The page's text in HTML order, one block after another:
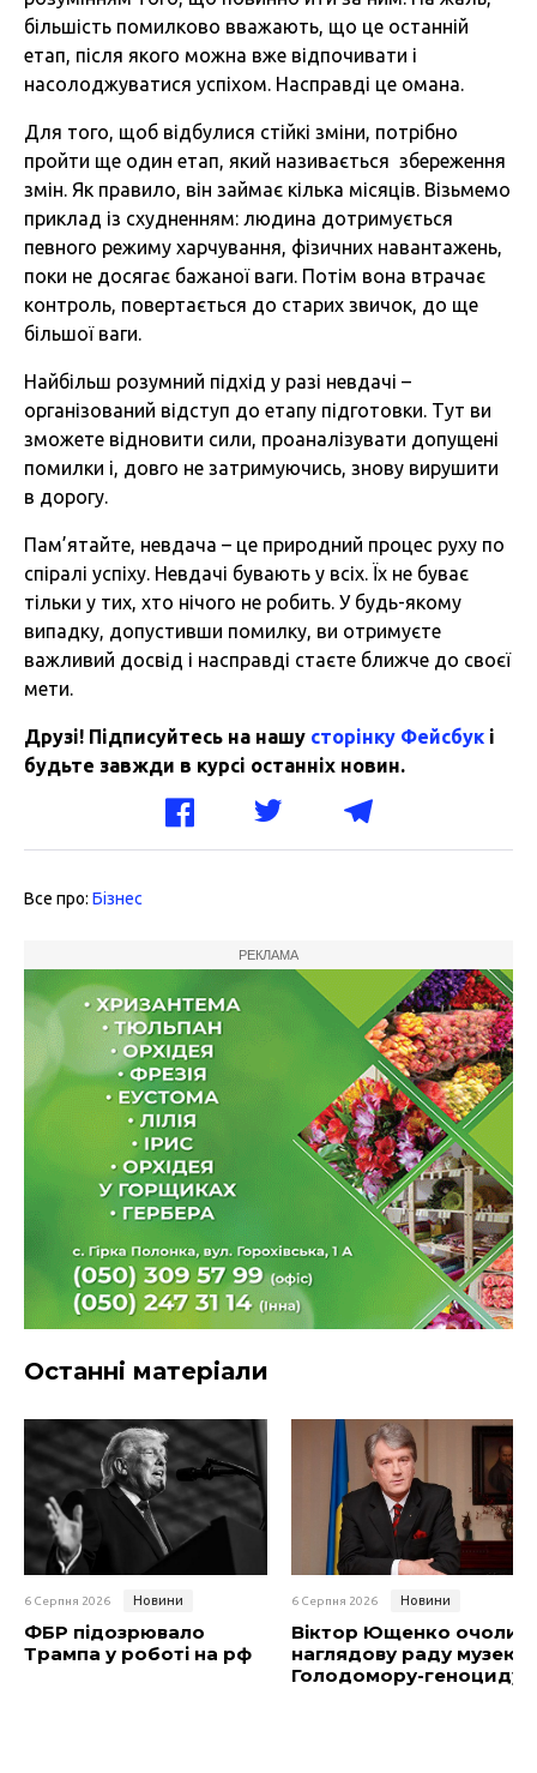
більшість помилково вважають, що це останній
етап, після якого можна вже відпочивати і
насолоджуватися успіхом. Насправді це омана.
Для того, щоб відбулися стійкі зміни, потрібно
пройти ще один етап, який називається збереження
змін. Як правило, він займає кілька місяців. Візьмемо
приклад із схудненням: людина дотримується
певного режиму харчування, фізичних навантажень,
поки не досягає бажаної ваги. Потім вона втрачає
контроль, повертається до старих звичок, до ще
більшої ваги.
Найбільш розумний підхід у разі невдачі –
організований відступ до етапу підготовки. Тут ви
зможете відновити сили, проаналізувати допущені
помилки і, довго не затримуючись, знову вирушити
в дорогу.
Пам’ятайте, невдача – це природний процес руху по
спіралі успіху. Невдачі бувають у всіх. Їх не буває
тільки у тих, хто нічого не робить. У будь-якому
випадку, допустивши помилку, ви отримуєте
важливий досвід і насправді стаєте ближче до своєї
мети.
Друзі! Підписуйтесь на нашу сторінку Фейсбук і
будьте завжди в курсі останніх новин.
Все про: Бізнес
РЕКЛАМА
Останні матеріали
6 Серпня 2026 Новини
ФБР підозрювало
Трампа у роботі на рф
6 Серпня 2026 Новини
Віктор Ющенко очолив
наглядову раду музею
Голодомору-геноциду